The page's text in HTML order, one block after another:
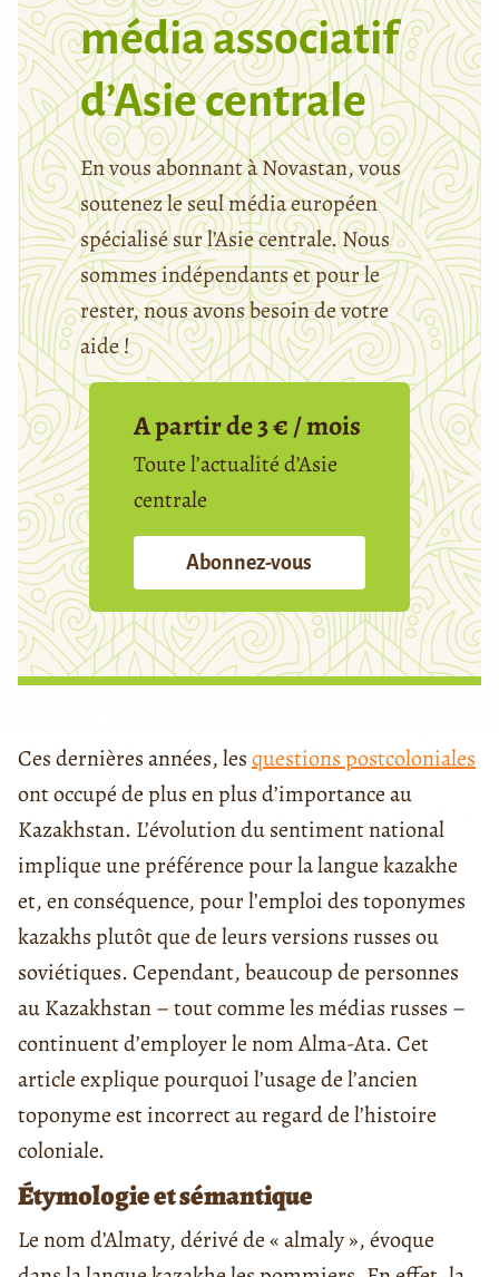
média associatif
d’Asie centrale
En vous abonnant à Novastan, vous
soutenez le seul média européen
spécialisé sur l’Asie centrale. Nous
sommes indépendants et pour le
rester, nous avons besoin de votre
aide !
A partir de 3 € / mois
Toute l’actualité d’Asie
centrale
Abonnez-vous
Ces dernières années, lesquestions postcoloniales
ont occupé de plus en plus d’importance au
Kazakhstan. L’évolution du sentiment national
implique une préférence pour la langue kazakhe
et, en conséquence, pour l’emploi des toponymes
kazakhs plutôt que de leurs versions russes ou
soviétiques. Cependant, beaucoup de personnes
au Kazakhstan – tout comme les médias russes –
continuent d’employer le nom Alma-Ata. Cet
article explique pourquoi l’usage de l’ancien
toponyme est incorrect au regard de l’histoire
coloniale.
Étymologie et sémantique
Le nom d’Almaty, dérivé de « almaly », évoque